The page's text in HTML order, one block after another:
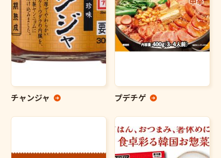
チャンジャ プデチゲ